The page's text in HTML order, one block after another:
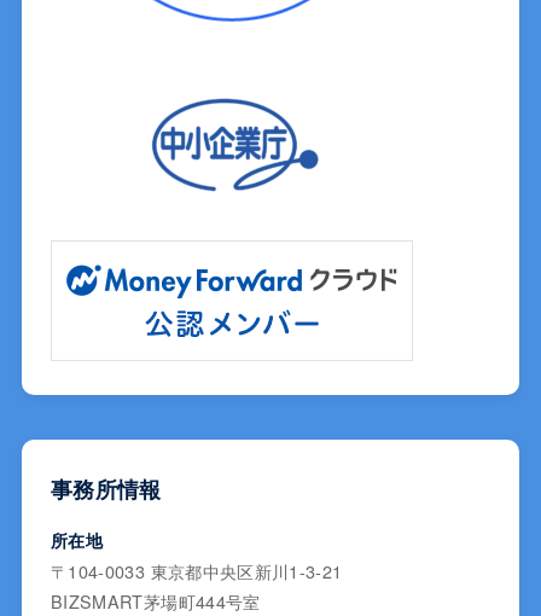
事務所情報
所在地
〒104-0033 東京都中央区新川1-3-21
BIZSMART茅場町444号室